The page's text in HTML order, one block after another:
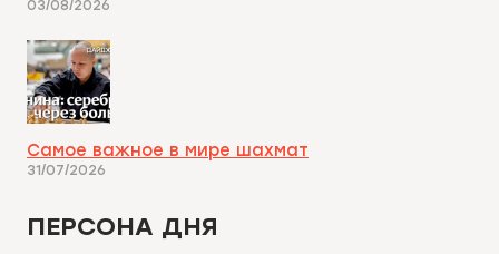
03/08/2026
Самое важное в мире шахмат
31/07/2026
ПЕРСОНА ДНЯ